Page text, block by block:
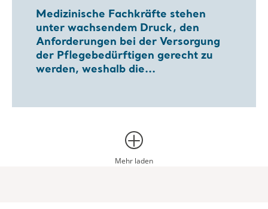
Medizinische Fachkräfte stehen
unter wachsendem Druck, den
Anforderungen bei der Versorgung
der Pflegebedürftigen gerecht zu
werden, weshalb die...
Mehr laden